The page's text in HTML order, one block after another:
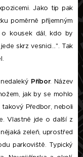
Jako tip pak
poměrně příjemným
o kousek dál, kdo by
skrz vesnici...". Tak
Příbor. Název
jak by se mohlo
Předbor, neboli
Vlastně jde o další z
zeleň, uprostřed
parkoviště. Typický